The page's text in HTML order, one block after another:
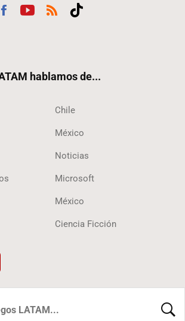
hablamos de...
Chile
México
Noticias
Microsoft
México
Ciencia Ficción